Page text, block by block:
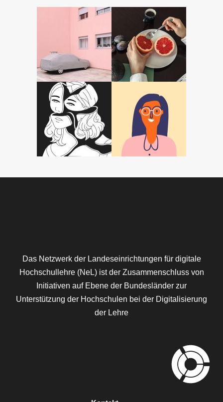
Das Netzwerk der Landeseinrichtungen für digitale
Hochschullehre (NeL) ist der Zusammenschluss von
Initiativen auf Ebene der Bundesländer zur
Unterstützung der Hochschulen bei der Digitalisierung
der Lehre